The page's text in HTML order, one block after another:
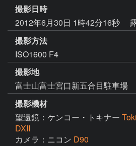
撮影日時
2012年6月30日 1時42分16秒
撮影方法
ISO1600 F4
撮影地
富士山富士宮口新五合目駐車場
撮影機材
望遠鏡：ケンコー・トキナー
DXII
カメラ：ニコン D90